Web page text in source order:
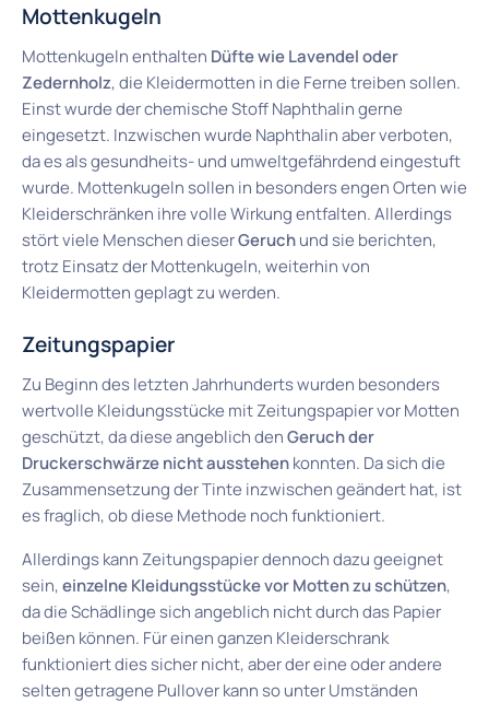
Mottenkugeln
Mottenkugeln enthalten Düfte wie Lavendel oder
Zedernholz, die Kleidermotten in die Ferne treiben sollen.
Einst wurde der chemische Stoff Naphthalin gerne
eingesetzt. Inzwischen wurde Naphthalin aber verboten,
da es als gesundheits- und umweltgefährdend eingestuft
wurde. Mottenkugeln sollen in besonders engen Orten wie
Kleiderschränken ihre volle Wirkung entfalten. Allerdings
stört viele Menschen dieserGeruchund sie berichten,
trotz Einsatz der Mottenkugeln, weiterhin von
Kleidermotten geplagt zu werden.
Zeitungspapier
Zu Beginn des letzten Jahrhunderts wurden besonders
wertvolle Kleidungsstücke mit Zeitungspapier vor Motten
geschützt, da diese angeblich denGeruch der
Druckerschwärze nicht ausstehenkonnten. Da sich die
Zusammensetzung der Tinte inzwischen geändert hat, ist
es fraglich, ob diese Methode noch funktioniert.
Allerdings kann Zeitungspapier dennoch dazu geeignet
sein,einzelne Kleidungsstücke vor Motten zu schützen,
da die Schädlinge sich angeblich nicht durch das Papier
beißen können. Für einen ganzen Kleiderschrank
funktioniert dies sicher nicht, aber der eine oder andere
selten getragene Pullover kann so unter Umständen